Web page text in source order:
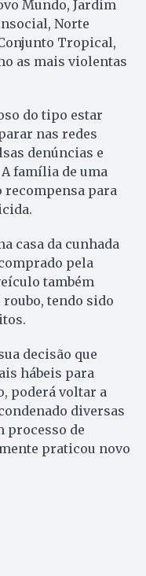
Mundo, Jardim
Norte
Tropical,
as mais violentas
do tipo estar
nas redes
denúncias e
família de uma
recompensa para
casa da cunhada
pela
também
tendo sido
decisão que
hábeis para
poderá voltar a
diversas
processo de
praticou novo